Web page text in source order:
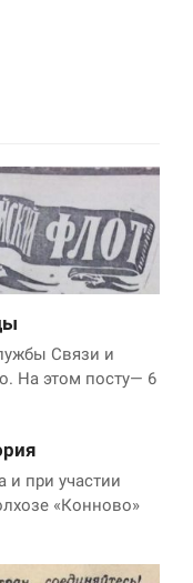
Связи и
На этом посту— 6
при участии
«Конново»